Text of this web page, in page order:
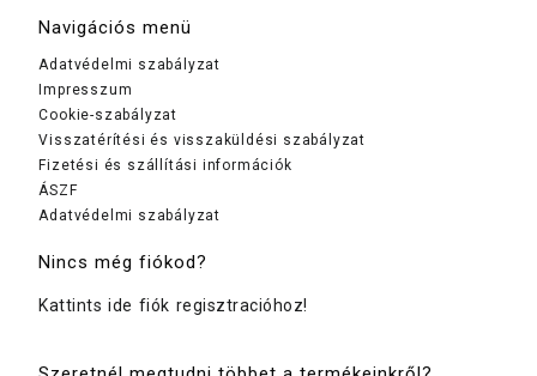
Navigációs menü
Adatvédelmi szabályzat
Impresszum
Cookie-szabályzat
Visszatérítési és visszaküldési szabályzat
Fizetési és szállítási információk
ÁSZF
Adatvédelmi szabályzat
Nincs még fiókod?
Kattints ide fiók regisztracióhoz!